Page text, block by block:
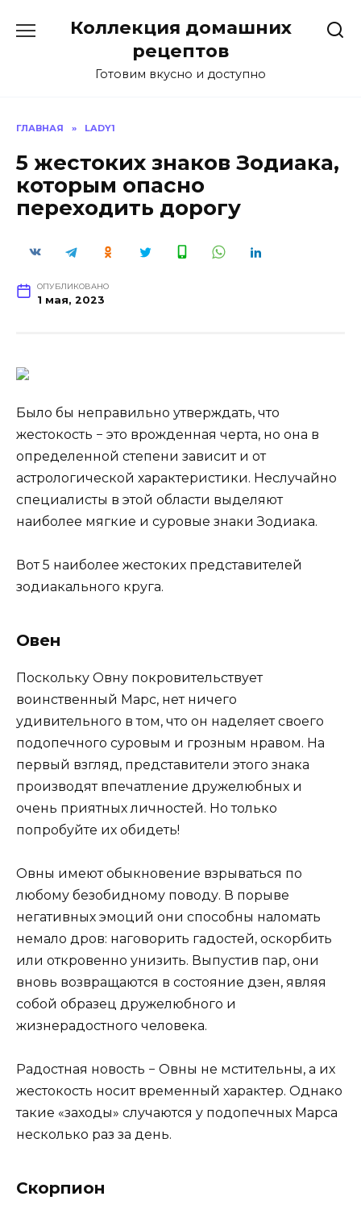
Коллекция домашних
рецептов
Готовим вкусно и доступно
ГЛАВНАЯ » LADY1
5 жестоких знаков Зодиака,
которым опасно
переходить дорогу
ОПУБЛИКОВАНО
1 мая, 2023
Было бы неправильно утверждать, что
жестокость − это врожденная черта, но она в
определенной степени зависит и от
астрологической характеристики. Неслучайно
специалисты в этой области выделяют
наиболее мягкие и суровые знаки Зодиака.
Вот 5 наиболее жестоких представителей
зодиакального круга.
Овен
Поскольку Овну покровительствует
воинственный Марс, нет ничего
удивительного в том, что он наделяет своего
подопечного суровым и грозным нравом. На
первый взгляд, представители этого знака
производят впечатление дружелюбных и
очень приятных личностей. Но только
попробуйте их обидеть!
Овны имеют обыкновение взрываться по
любому безобидному поводу. В порыве
негативных эмоций они способны наломать
немало дров: наговорить гадостей, оскорбить
или откровенно унизить. Выпустив пар, они
вновь возвращаются в состояние дзен, являя
собой образец дружелюбного и
жизнерадостного человека.
Радостная новость − Овны не мстительны, а их
жестокость носит временный характер. Однако
такие «заходы» случаются у подопечных Марса
несколько раз за день.
Скорпион